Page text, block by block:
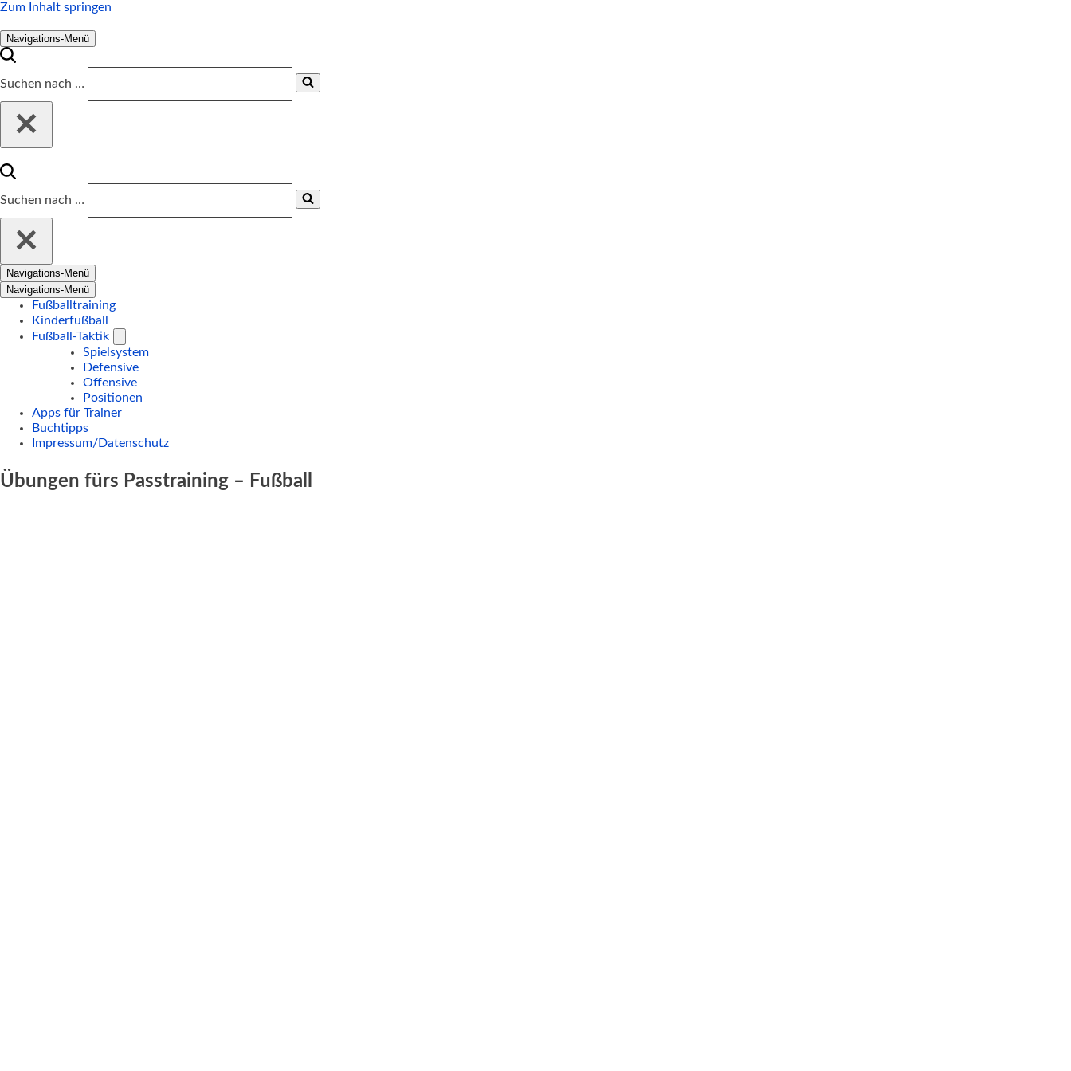
Zum Inhalt springen
Navigations-Menü
Suchen nach …
Suchen nach …
Navigations-Menü
Navigations-Menü
Fußballtraining
Kinderfußball
Fußball-Taktik
Spielsystem
Defensive
Offensive
Positionen
Apps für Trainer
Buchtipps
Impressum/Datenschutz
Übungen fürs Passtraining – Fußball